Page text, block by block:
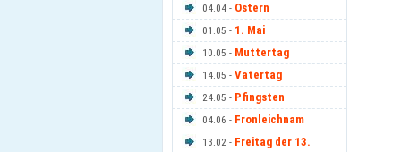
04.04 - Ostern
01.05 - 1. Mai
10.05 - Muttertag
14.05 - Vatertag
24.05 - Pfingsten
04.06 - Fronleichnam
13.02 - Freitag der 13.